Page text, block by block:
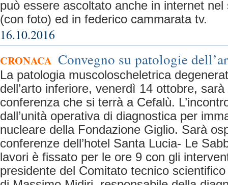
può essere ascoltato anche in internet
(con foto) ed in federico cammarata tv.
16.10.2016
CRONACA Convegno su patologie
La patologia muscoloscheletrica
dell’arto inferiore, venerdì 14 ottobre,
conferenza che si terrà a Cefalù.
dall’unità operativa di diagnostica per
nucleare della Fondazione Giglio. Sarà
conferenze dell’hotel Santa Lucia- Le
lavori è fissato per le ore 9 con gli
presidente del Comitato tecnico